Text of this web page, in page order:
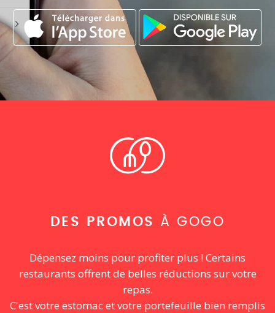
DES PROMOS À GOGO
Dépensez moins pour profiter plus ! Certains
restaurants offrent de belles réductions sur votre
repas.
C'est votre estomac et votre portefeuille bien remplis